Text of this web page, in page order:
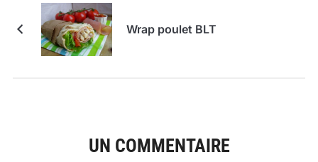
Wrap poulet BLT
UN COMMENTAIRE